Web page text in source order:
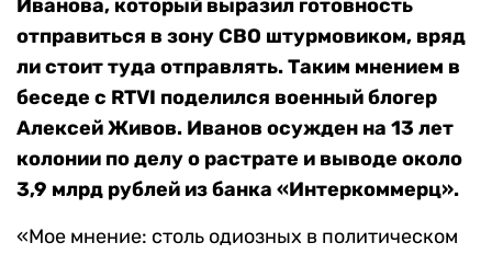
Иванова, который выразил готовность
отправиться в зону СВО штурмовиком, вряд
ли стоит туда отправлять. Таким мнением в
беседе с RTVI поделился военный блогер
Алексей Живов. Иванов осужден на 13 лет
колонии по делу о растрате и выводе около
3,9 млрд рублей из банка «Интеркоммерц».
«Мое мнение: столь одиозных в политическом